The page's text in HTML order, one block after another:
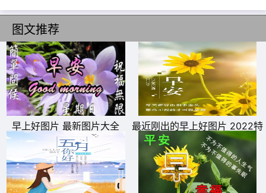
7、早上的晨光是我问候的主题，愿你今日幸福多彩;初升的
太阳是我祝愿的载体，愿你任务步步高升!周末快乐!
8、早上好，傻傻笑，疲劳不快都笑掉。营养早餐要吃好，
身体茁壮助你赚钞票。愿你事业高升财富到，甜蜜爱情一天
更比一天妙。祝福总比别人的早到：早安!
9、周末来到，睡个懒觉，精力充沛;不用赶早，神安气闲;
听听鸟叫，心情舒展;活动腿腰，健康美好;想起朋友，忙发
短信，联络情感，表示问候，祝你周末快乐。没事常来玩玩
图文推荐
早上好图片 最新图片大全
最近刚出的早上好图片 2022特
别漂亮的早上好图片